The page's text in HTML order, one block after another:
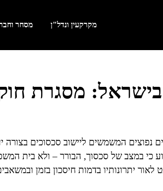
מקרקעין ונדל"ן מסחר
מסגרת
נפוצים המשמשים ליישוב סכסוכים בצורה
כי במצב של סכסוך, הבורר – ולא בית
יתרונותיו בדמות חיסכון בזמן